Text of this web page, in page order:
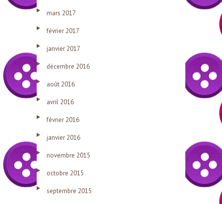
mars 2017
février 2017
janvier 2017
décembre 2016
août 2016
avril 2016
février 2016
janvier 2016
novembre 2015
octobre 2015
septembre 2015